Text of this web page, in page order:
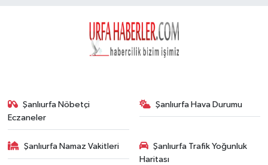
Şanlıurfa Nöbetçi
Eczaneler
Şanlıurfa Hava Durumu
Şanlıurfa Namaz Vakitleri
Şanlıurfa Trafik Yoğunluk
Haritası